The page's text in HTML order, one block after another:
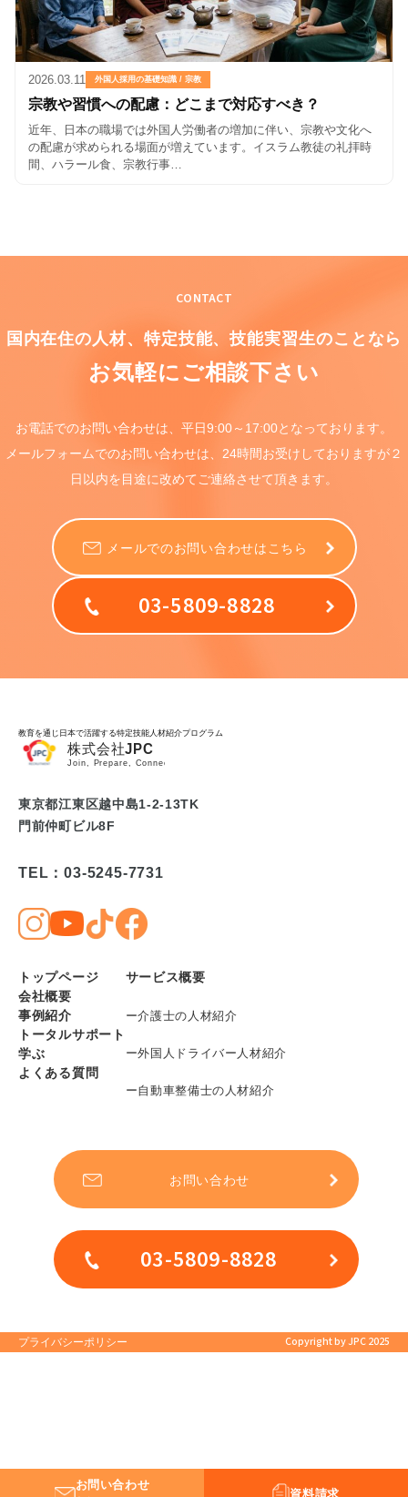
お問い合わせ
資料請求
2026.03.11 外国人採用の基礎知識 / 宗教
宗教や習慣への配慮：どこまで対応すべき？
近年、日本の職場では外国人労働者の増加に伴い、宗教や文化へ
の配慮が求められる場面が増えています。イスラム教徒の礼拝時
間、ハラール食、宗教行事…
CONTACT
国内在住の人材、特定技能、技能実習生のことなら
お気軽にご相談下さい
お電話でのお問い合わせは、 平日9:00～17:00となっております。
メールフォームでのお問い合わせは、 24時間お受けしておりますが２
日以内を目途に改めてご連絡させて頂きます。
メールでのお問い合わせはこちら
03-5809-8828
教育を通じ日本で活躍する特定技能人材紹介プログラム
東京都江東区越中島1-2-13TK
門前仲町ビル8F
TEL：03-5245-7731
トップページ
会社概要
事例紹介
トータルサポート
学ぶ
よくある質問
サービス概要
ー介護士の人材紹介
ー外国人ドライバー人材紹介
ー自動車整備士の人材紹介
お問い合わせ
03-5809-8828
プライバシーポリシー Copyright by JPC 2025